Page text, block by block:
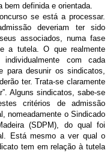
definida e orientada.
se está a processar.
deveriam ter sido
associados, numa fase
a tutela. O que realmente
com cada
para desunir os sindicatos,
ter. Trata-se claramente
Alguns sindicatos, sabe-se
critérios de admissão
nomeadamente o Sindicado
(SDPM), do qual foi
Está mesmo a ver qual o
tem em relação à tutela